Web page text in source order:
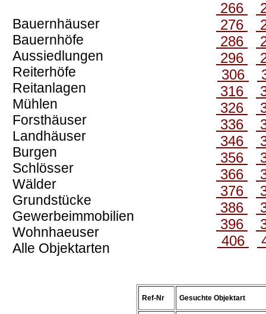
Bauernhäuser
Bauernhöfe
Aussiedlungen
Reiterhöfe
Reitanlagen
Mühlen
Forsthäuser
Landhäuser
Burgen
Schlösser
Wälder
Grundstücke
Gewerbeimmobilien
Wohnhaeuser
Alle Objektarten
266
276
286
296
306
316
326
336
346
356
366
376
386
396
406
Ref-Nr Gesuchte Objektart